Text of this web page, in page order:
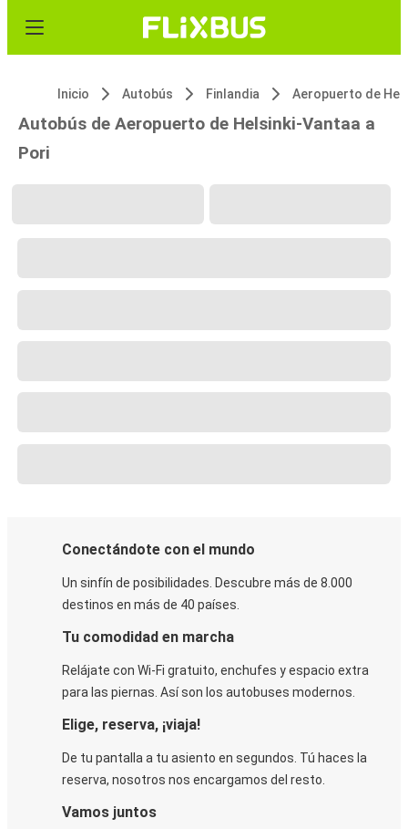
Inicio Autobús Finlandia
Autobús de Aeropuerto de Helsinki-Vantaa a
Pori
Conectándote con el mundo
Un sinfín de posibilidades. Descubre más de 8.000
destinos en más de 40 países.
Tu comodidad en marcha
Relájate con Wi-Fi gratuito, enchufes y espacio extra
para las piernas. Así son los autobuses modernos.
Elige, reserva, ¡viaja!
De tu pantalla a tu asiento en segundos. Tú haces la
reserva, nosotros nos encargamos del resto.
Vamos juntos